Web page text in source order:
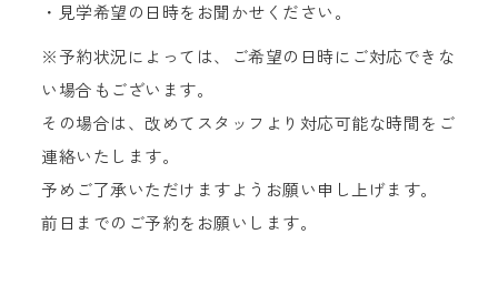
・見学希望の日時をお聞かせください。
※予約状況によっては、ご希望の日時にご対応できな
い場合もございます。
その場合は、改めてスタッフより対応可能な時間をご
連絡いたします。
予めご了承いただけますようお願い申し上げます。
前日までのご予約をお願いします。